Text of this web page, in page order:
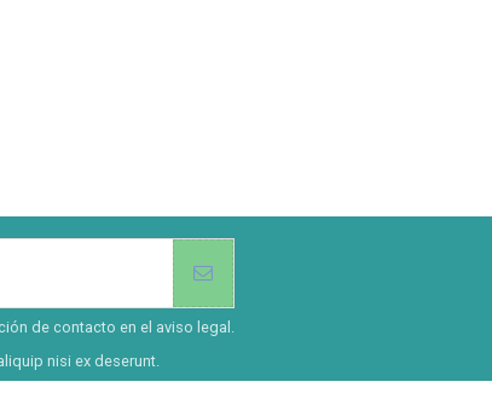
de contacto en el aviso legal.
nisi ex deserunt.